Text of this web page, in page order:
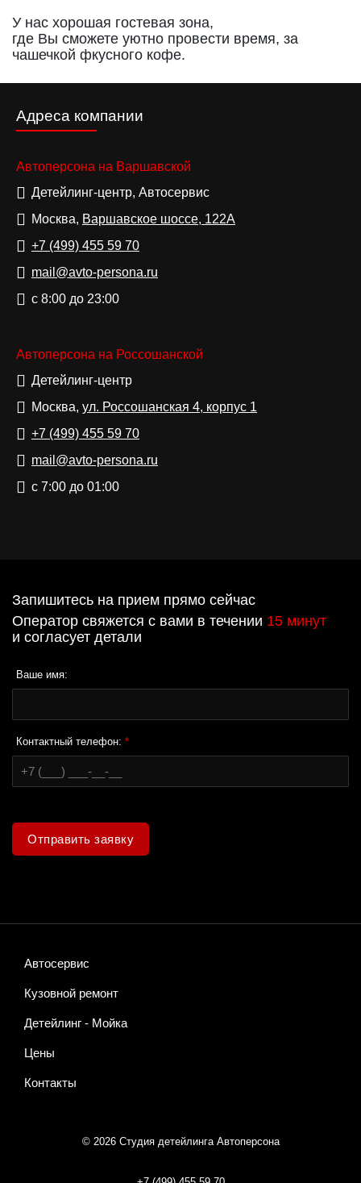
У нас хорошая гостевая зона,
где Вы сможете уютно провести время, за
чашечкой фкусного кофе.
Адреса компании
Автоперсона на Варшавской
Детейлинг-центр, Автосервис
Москва, Варшавское шоссе, 122А
+7 (499) 455 59 70
mail@avto-persona.ru
с 8:00 до 23:00
Автоперсона на Россошанской
Детейлинг-центр
Москва, ул. Россошанская 4, корпус 1
+7 (499) 455 59 70
mail@avto-persona.ru
с 7:00 до 01:00
Запишитесь на прием прямо сейчас
Оператор свяжется с вами в течении 15 минут
и согласует детали
Ваше имя:
Контактный телефон: *
Отправить заявку
Автосервис
Кузовной ремонт
Детейлинг - Мойка
Цены
Контакты
© 2026 Студия детейлинга Автоперсона